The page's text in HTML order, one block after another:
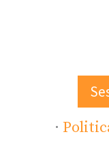
·